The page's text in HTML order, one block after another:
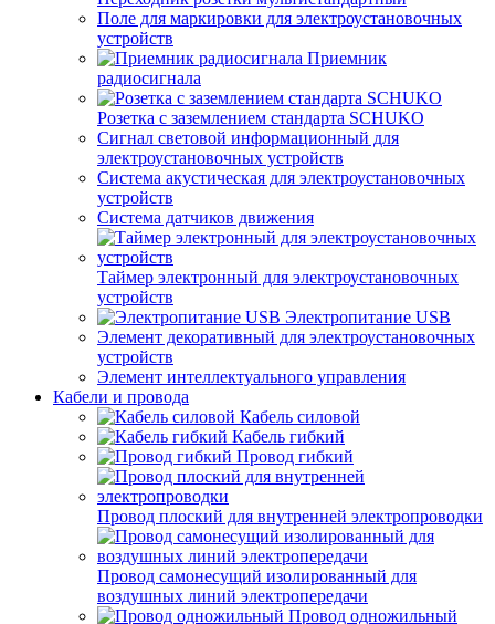
Поле для маркировки для электроустановочных
устройств
Приемник
радиосигнала
Розетка с заземлением стандарта SCHUKO
Сигнал световой информационный для
электроустановочных устройств
Система акустическая для электроустановочных
устройств
Система датчиков движения
Таймер электронный для электроустановочных
устройств
Электропитание USB
Элемент декоративный для электроустановочных
устройств
Элемент интеллектуального управления
Кабели и провода
Кабель силовой
Кабель гибкий
Провод гибкий
Провод плоский для внутренней электропроводки
Провод самонесущий изолированный для
воздушных линий электропередачи
Провод одножильный